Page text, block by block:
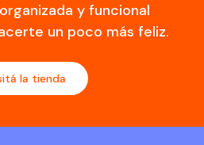
y funcional
un poco más feliz.
la tienda